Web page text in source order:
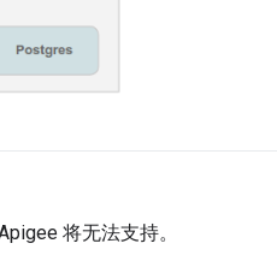
将无法支持。